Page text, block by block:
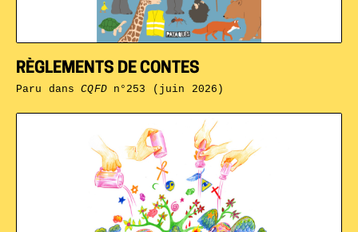
RÈGLEMENTS DE CONTES
Paru dansCQFDn°253 (juin 2026)